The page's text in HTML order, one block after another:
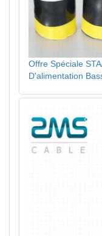
Offre Spéciale
D'alimentation